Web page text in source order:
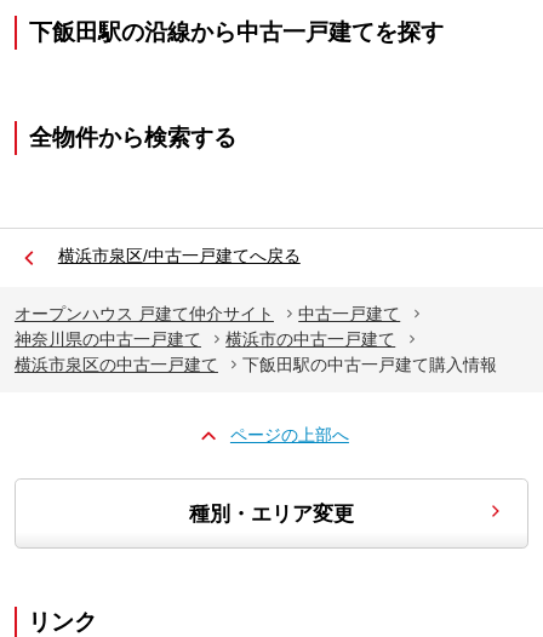
下飯田駅の沿線から中古一戸建てを探す
全物件から検索する
横浜市泉区/中古一戸建てへ戻る
オープンハウス 戸建て仲介サイト
中古一戸建て
神奈川県の中古一戸建て
横浜市の中古一戸建て
横浜市泉区の中古一戸建て
下飯田駅の中古一戸建て購入情報
ページの上部へ
種別・エリア変更
リンク